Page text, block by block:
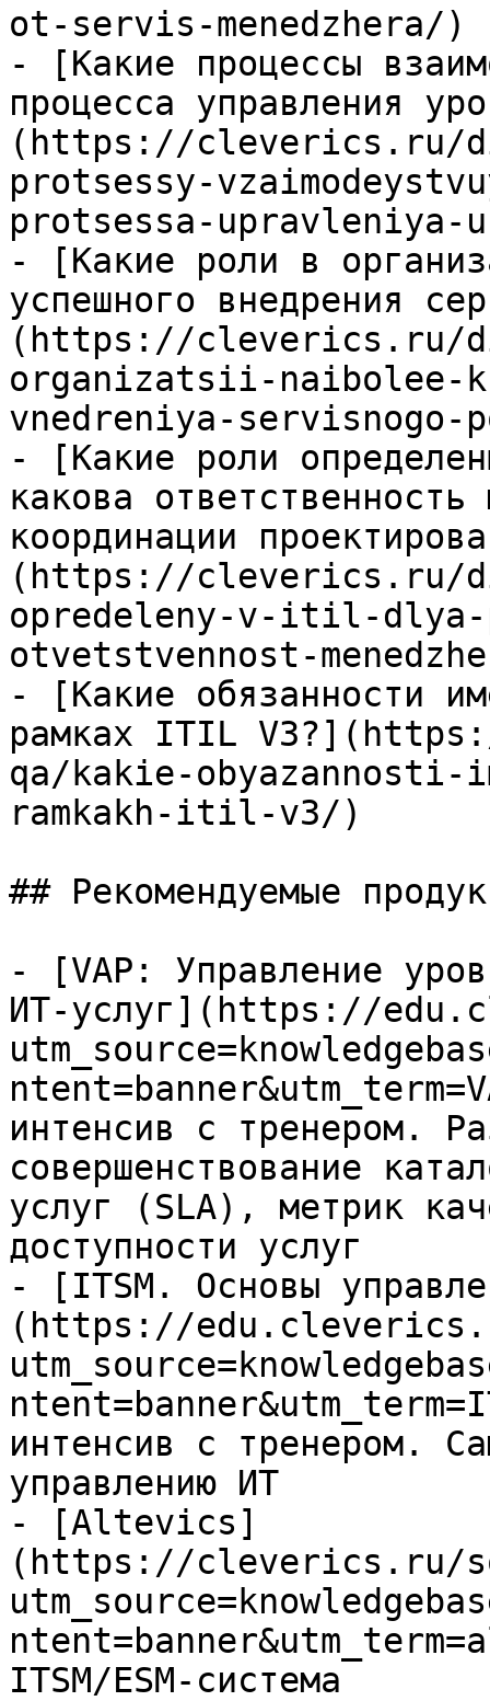
ot-servis-menedzhera/)
- [Какие процессы
процесса управления
(https://cleverics.ru/
protsessy-
protsessa-upravleniya-
- [Какие роли в
успешного внедрения
(https://cleverics.ru/
organizatsii-naibolee-
vnedreniya-servisnogo-
- [Какие роли
какова
координации
(https://cleverics.ru/
opredeleny-v-itil-dlya-
otvetstvennost-
- [Какие обязанности
рамках ITIL
qa/kakie-
ramkakh-itil-v3/)
## Рекомендуемые
- [VAP: Управление
ИТ-услуг](https://
интенсив с тренером.
совершенствование
услуг (SLA), метрик
доступности услуг
- [ITSM. Основы
(https://
интенсив с тренером.
управлению ИТ
- [Altevics]
(https://cleverics.ru/
ITSM/ESM-система